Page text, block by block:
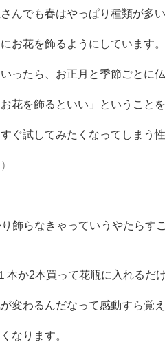
んでも春はやっぱり種類が多
お花を飾るようにしています。
ったら、お正月と季節ごとに
花を飾るといい」ということ
ぐ試してみたくなってしまう性
飾らなきゃっていうやたらす
本か2本買って花瓶に入れるだけ
変わるんだなって感動すら覚
なります。